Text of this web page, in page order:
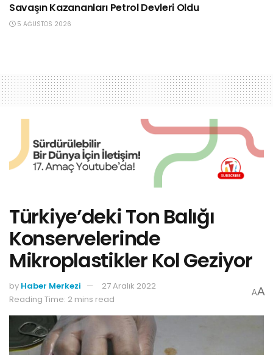
Savaşın Kazananları Petrol Devleri Oldu
5 AĞUSTOS 2026
Türkiye’deki Ton Balığı
Konservelerinde
Mikroplastikler Kol Geziyor
by Haber Merkezi
27 Aralık 2022
Reading Time: 2 mins read
AA